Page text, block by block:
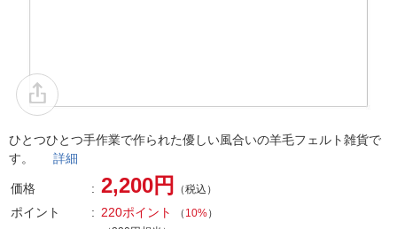
ひとつひとつ手作業で作られた優しい風合いの羊毛フェルト雑貨で
す。 詳細
価格 2,200円 （税込）
ポイント 220ポイント （ 10%）